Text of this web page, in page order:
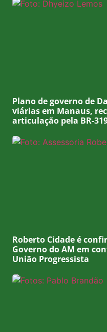
Plano de governo de
viárias em Manaus,
articulação pela BR-
Roberto Cidade é
Governo do AM em
União Progressista